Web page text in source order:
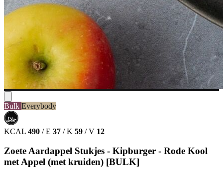
Bulk Everybody
حلال
HALAL
KCAL 490 / E 37 / K 59 / V 12
Zoete Aardappel Stukjes - Kipburger - Rode Kool
met Appel (met kruiden) [BULK]